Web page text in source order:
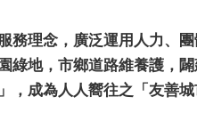
務理念，廣泛運用人力、
綠地，市鄉道路維養護，
，成為人人嚮往之「友善城